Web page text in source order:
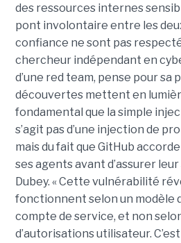
des ressources internes
pont involontaire entre les
confiance ne sont pas
chercheur indépendant en
d’une red team, pense pour sa
découvertes mettent en
fondamental que la simple
s’agit pas d’une injection de
mais du fait que GitHub
ses agents avant d’assurer
Dubey. « Cette vulnérabilité
fonctionnent selon un modèle
compte de service, et non
d’autorisations utilisateur.